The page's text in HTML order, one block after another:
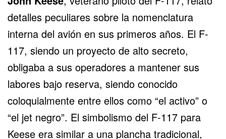
detalles peculiares sobre la nomenclatura
interna del avión en sus primeros años. El F-
117, siendo un proyecto de alto secreto,
obligaba a sus operadores a mantener sus
labores bajo reserva, siendo conocido
coloquialmente entre ellos como “el activo” o
“el jet negro”. El simbolismo del F-117 para
Keese era similar a una plancha tradicional,